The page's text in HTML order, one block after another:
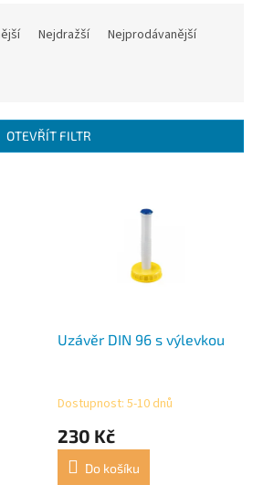
Nejdražší
Nejprodávanější
OTEVŘÍT FILTR
Uzávěr DIN 96 s výlevkou
Dostupnost: 5-10 dnů
230 Kč
Do košíku